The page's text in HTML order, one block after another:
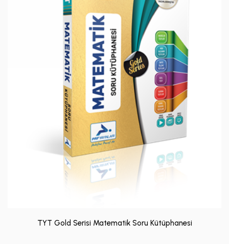
TYT Gold Serisi Matematik Soru Kütüphanesi